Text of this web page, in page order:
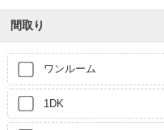
間取り
ワンルーム
1DK